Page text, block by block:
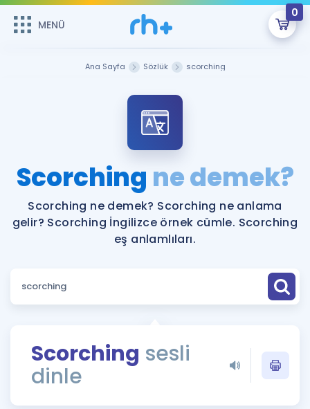
MENÜ
0
Şifremi Hatırlamıyorum
ÜYE DEĞİLİM
Sepetin Şu An Boş.
Remzi Hoca ile seni sınava hazırlayacak onlarca eğitim seni
bekliyor!
MENÜ
Faydalı Araçlar
Sözlük
Rehberlik Aracı
ÖSYM Sınav Takvimi
Hakkımızda
Ana Sayfa Sözlük scorching
Scorching ne demek?
Scorching ne demek? Scorching ne anlama
gelir? Scorching İngilizce örnek cümle. Scorching
eş anlamlıları.
Scorching sesli
dinle